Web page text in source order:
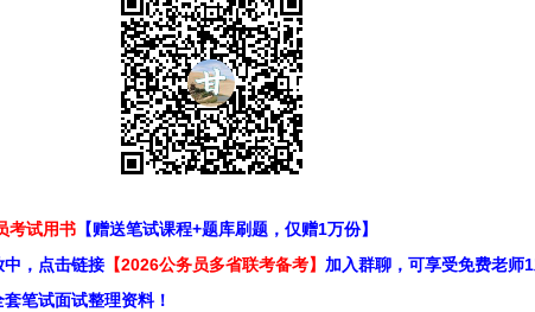
考试用书 【赠送笔试课程+题库刷题，仅赠1万份】
，点击链接 【2026公务员多省联考备考】 加入群聊，可享受免费老师
笔试面试整理资料！